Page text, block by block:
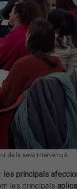
de la seva intervenció.
les principals
les principals